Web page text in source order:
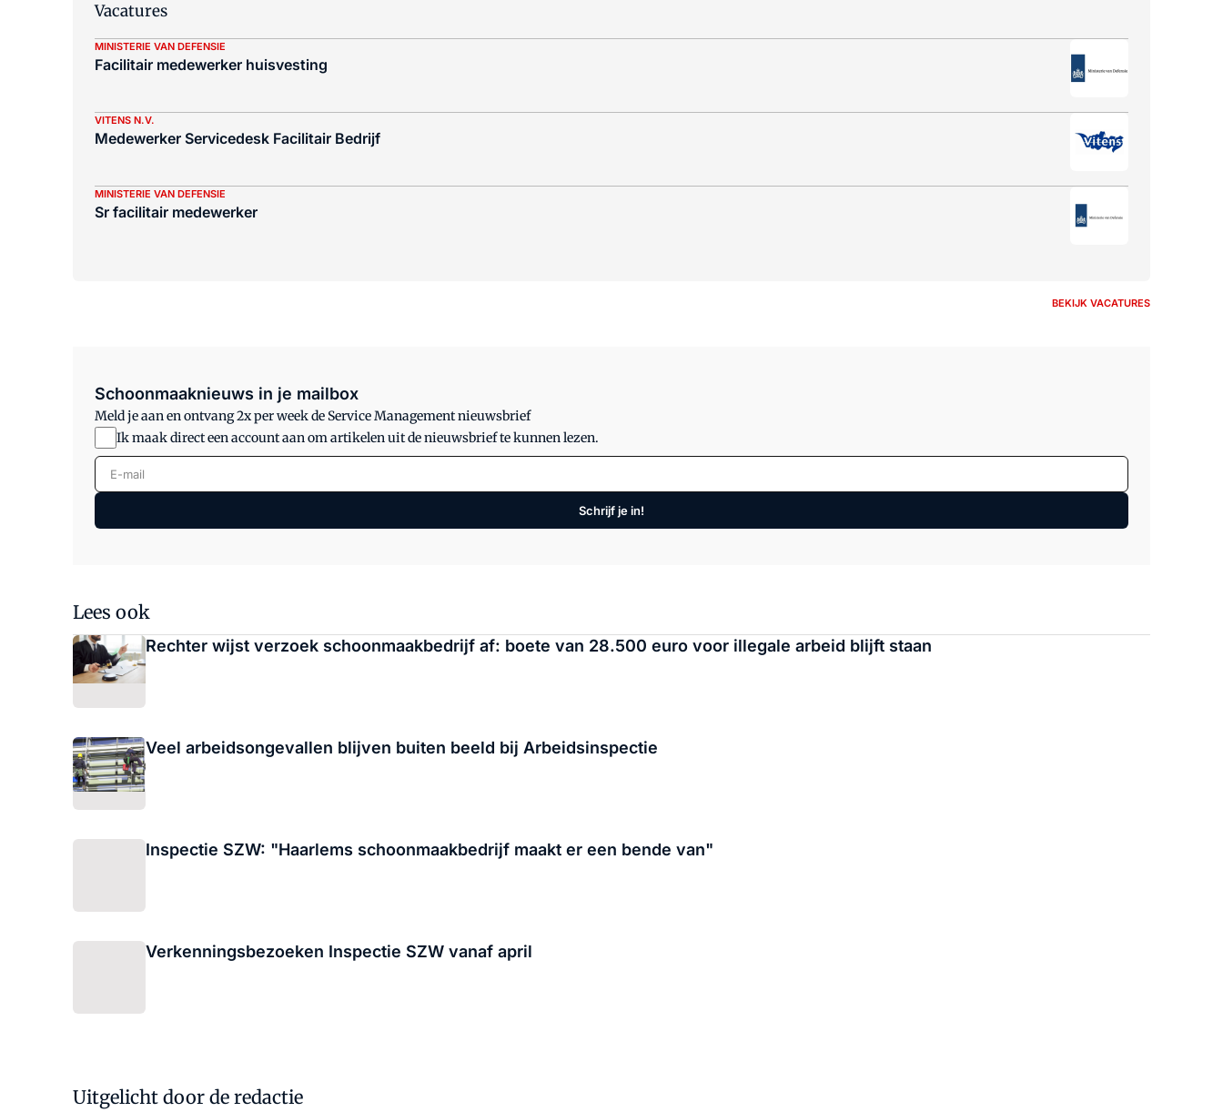
Vacatures
MINISTERIE VAN DEFENSIE
Facilitair medewerker huisvesting
VITENS N.V.
Medewerker Servicedesk Facilitair Bedrijf
MINISTERIE VAN DEFENSIE
Sr facilitair medewerker
BEKIJK VACATURES
Schoonmaaknieuws in je mailbox
Meld je aan en ontvang 2x per week de Service Management nieuwsbrief
Ik maak direct een account aan om artikelen uit de nieuwsbrief te kunnen lezen.
E-mail
Schrijf je in!
Lees ook
Rechter wijst verzoek schoonmaakbedrijf af: boete van 28.500 euro voor illegale arbeid blijft staan
Veel arbeidsongevallen blijven buiten beeld bij Arbeidsinspectie
Inspectie SZW: "Haarlems schoonmaakbedrijf maakt er een bende van"
Verkenningsbezoeken Inspectie SZW vanaf april
Uitgelicht door de redactie